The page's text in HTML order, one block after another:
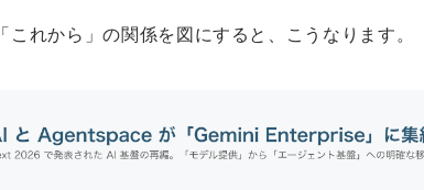
これから」の関係を図にすると、こうなります。